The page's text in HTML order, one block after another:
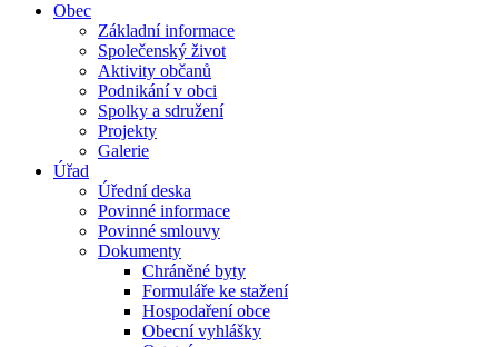
Obec
Základní informace
Společenský život
Aktivity občanů
Podnikání v obci
Spolky a sdružení
Projekty
Galerie
Úřad
Úřední deska
Povinné informace
Povinné smlouvy
Dokumenty
Chráněné byty
Formuláře ke stažení
Hospodaření obce
Obecní vyhlášky